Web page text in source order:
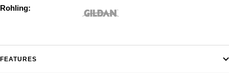
Rohling:
FEATURES